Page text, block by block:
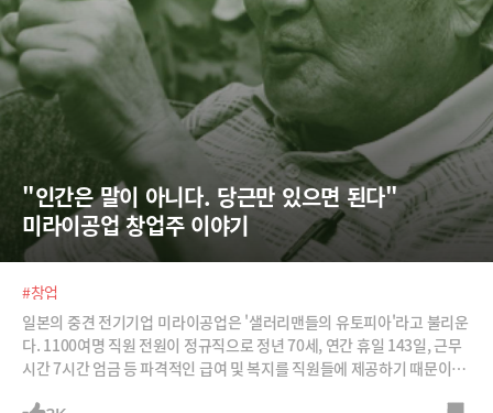
"인간은 말이 아니다. 당근만 있으면 된다"
미라이공업 창업주 이야기
#창업
일본의 중견 전기기업 미라이공업은 '샐러리맨들의 유토피아'라고 불리운
다. 1100여명 직원 전원이 정규직으로 정년 70세, 연간 휴일 143일, 근무
시간 7시간 엄금 등 파격적인 급여 및 복지를 직원들에 제공하기 때문이다.